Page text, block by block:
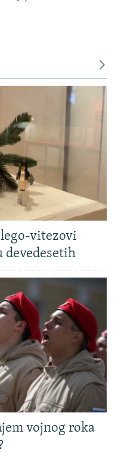
vitezovi
devedesetih
vojnog roka